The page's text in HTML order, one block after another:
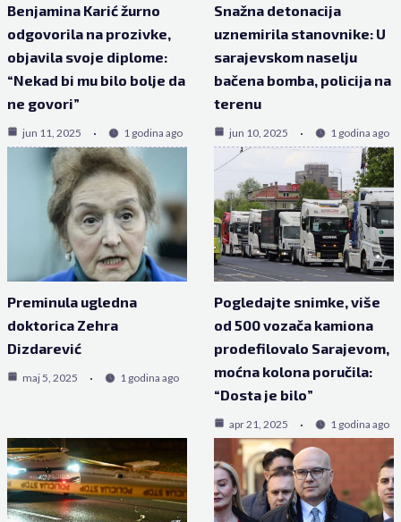
Benjamina Karić žurno
odgovorila na prozivke,
objavila svoje diplome:
“Nekad bi mu bilo bolje da
ne govori”
jun 11, 2025 1 godina ago
Snažna detonacija
uznemirila stanovnike: U
sarajevskom naselju
bačena bomba, policija na
terenu
jun 10, 2025 1 godina ago
Preminula ugledna
doktorica Zehra
Dizdarević
maj 5, 2025 1 godina ago
Pogledajte snimke, više
od 500 vozača kamiona
prodefilovalo Sarajevom,
moćna kolona poručila:
“Dosta je bilo”
apr 21, 2025 1 godina ago